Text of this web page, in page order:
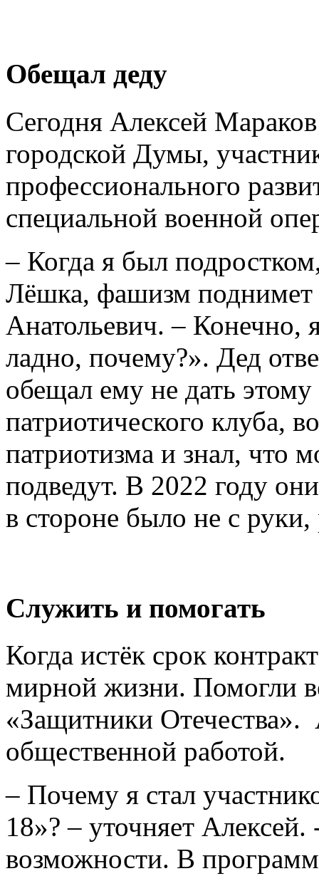
Обещал деду
Сегодня Алексей
городской Думы,
профессионального
специальной военной
– Когда я был
Лёшка, фашизм поднимет
Анатольевич. – Конечно,
ладно, почему?». Дед
обещал ему не дать
патриотического клуба,
патриотизма и знал, что
подведут. В 2022 году
в стороне было не с
Служить и помогать
Когда истёк срок
мирной жизни. Помогли
«Защитники Отечества».
общественной работой.
– Почему я стал
18»? – уточняет
возможности. В